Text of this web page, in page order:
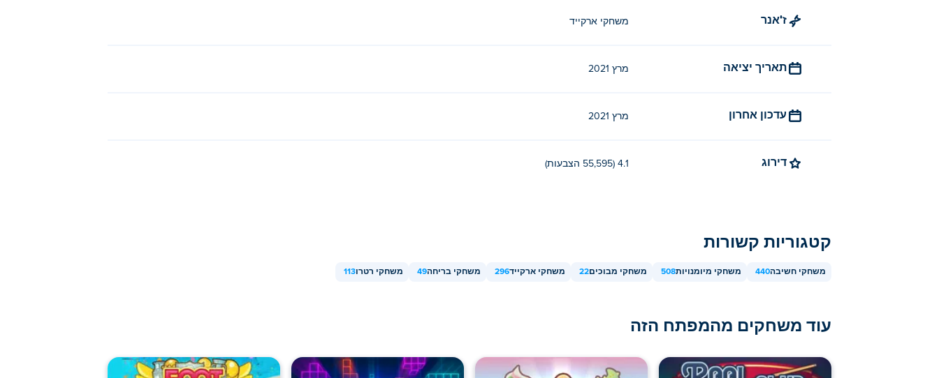
ז'אנר משחקי ארקייד
תאריך יציאה מרץ 2021
עדכון אחרון מרץ 2021
דירוג 4.1 (55,595 הצבעות)
קטגוריות קשורות
משחקי חשיבה440 משחקי מיומנויות508 משחקי מבוכים22 משחקי ארקייד296 משחקי בריחה49 משחקי רטרו113
עוד משחקים מהמפתח הזה